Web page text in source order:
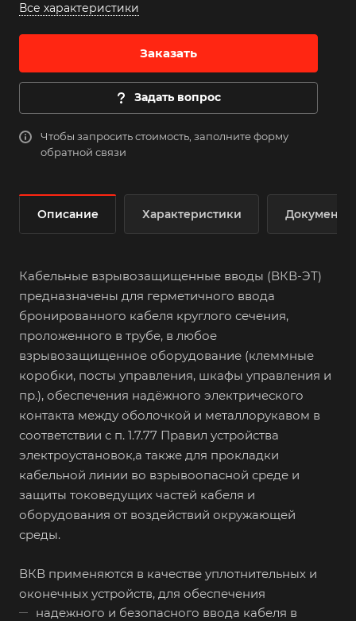
Все характеристики
Заказать
Задать вопрос
Чтобы запросить стоимость, заполните форму
обратной связи
Описание Характеристики Документы
Кабельные взрывозащищенные вводы (ВКВ-ЭТ)
предназначены для герметичного ввода
бронированного кабеля круглого сечения,
проложенного в трубе, в любое
взрывозащищенное оборудование (клеммные
коробки, посты управления, шкафы управления и
пр.), обеспечения надёжного электрического
контакта между оболочкой и металлорукавом в
соответствии с п. 1.7.77 Правил устройства
электроустановок,а также для прокладки
кабельной линии во взрывоопасной среде и
защиты токоведущих частей кабеля и
оборудования от воздействий окружающей
среды.
ВКВ применяются в качестве уплотнительных и
оконечных устройств, для обеспечения
надежного и безопасного ввода кабеля в